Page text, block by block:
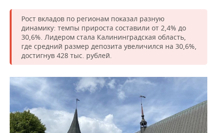
ONLINE-КОНФЕРЕНЦИИ
ОТКРЫТАЯ ЛЕКЦИЯ
ХОККЕЙ
БАСКЕТБОЛ
ВОЛЕЙБОЛ
ФИГУРНОЕ КАТАНИЕ
ВОДНЫЕ ВИДЫ СПОРТА
ВЛАСТЬ
ИНФРАСТРУКТУРА
ИСТОРИЯ
МЕДИЦИНА
ОБРАЗОВАНИЕ
СЮЖЕТЫ
СПРАВОЧНИК
СПИСОК ПЕРСОН
ПОЛНАЯ ВЕРСИЯ
Рост вкладов по регионам показал разную
динамику: темпы прироста составили от 2,4% до
30,6%. Лидером стала Калининградская область,
где средний размер депозита увеличился на 30,6%,
достигнув 428 тыс. рублей.